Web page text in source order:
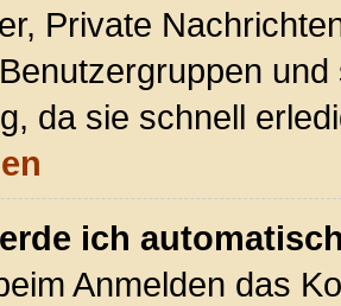
Private
da sie schnell
ich
Anmelden das